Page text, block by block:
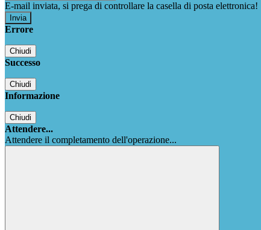
E-mail inviata, si prega di controllare la casella di posta elettronica!
Errore
Chiudi
Successo
Chiudi
Informazione
Chiudi
Attendere...
Attendere il completamento dell'operazione...